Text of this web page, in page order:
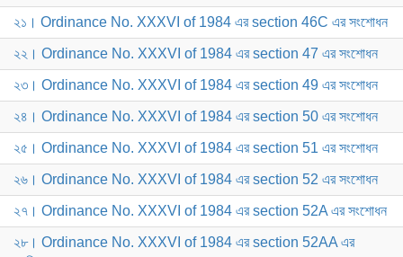
২১। Ordinance No. XXXVI of 1984 এর section 46C এর সংশোধন
২২। Ordinance No. XXXVI of 1984 এর section 47 এর সংশোধন
২৩। Ordinance No. XXXVI of 1984 এর section 49 এর সংশোধন
২৪। Ordinance No. XXXVI of 1984 এর section 50 এর সংশোধন
২৫। Ordinance No. XXXVI of 1984 এর section 51 এর সংশোধন
২৬। Ordinance No. XXXVI of 1984 এর section 52 এর সংশোধন
২৭। Ordinance No. XXXVI of 1984 এর section 52A এর সংশোধন
২৮। Ordinance No. XXXVI of 1984 এর section 52AA এর